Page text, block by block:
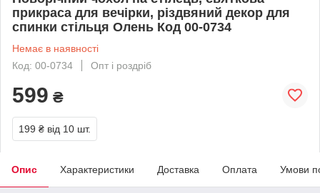
прикраса для вечірки, різдвяний декор для
спинки стільця Олень Код 00-0734
Немає в наявності
Код: 00-0734
Опт і роздріб
599 ₴
199 ₴ від 10 шт.
Опис Характеристики Доставка Оплата Умови